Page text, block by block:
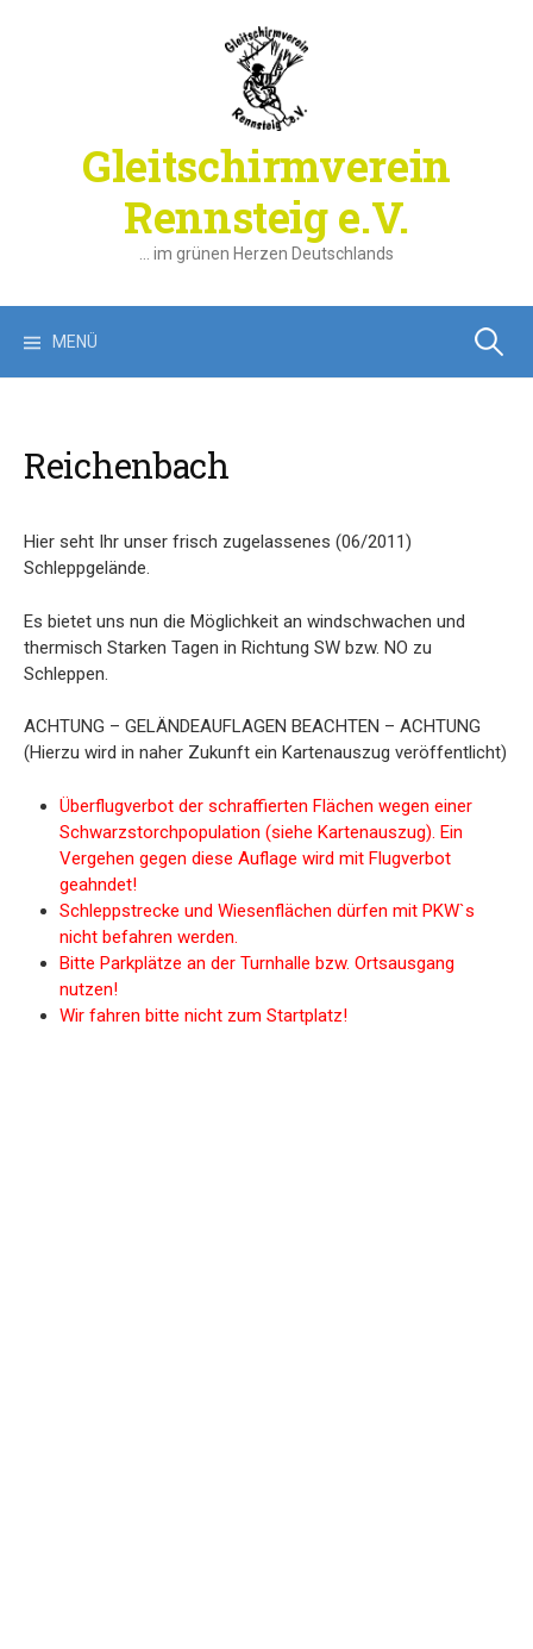
Gleitschirmverein
Rennsteig e.V.
… im grünen Herzen Deutschlands
MENÜ Suchen
Reichenbach
Hier seht Ihr unser frisch zugelassenes (06/2011)
Schleppgelände.
Es bietet uns nun die Möglichkeit an windschwachen und
thermisch Starken Tagen in Richtung SW bzw. NO zu
Schleppen.
ACHTUNG – GELÄNDEAUFLAGEN BEACHTEN – ACHTUNG
(Hierzu wird in naher Zukunft ein Kartenauszug veröffentlicht)
Überflugverbot der schraffierten Flächen wegen einer
Schwarzstorchpopulation (siehe Kartenauszug). Ein
Vergehen gegen diese Auflage wird mit Flugverbot
geahndet!
Schleppstrecke und Wiesenflächen dürfen mit PKW`s
nicht befahren werden.
Bitte Parkplätze an der Turnhalle bzw. Ortsausgang
nutzen!
Wir fahren bitte nicht zum Startplatz!